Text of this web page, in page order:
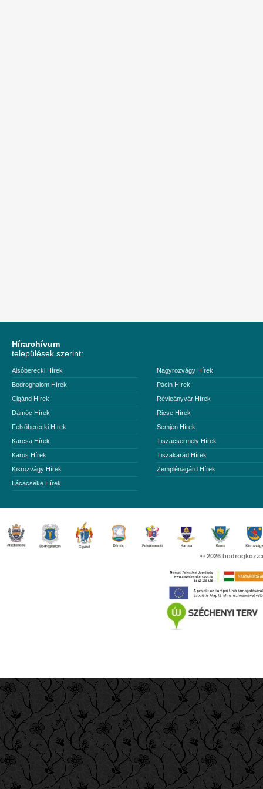
Hírarchívum
települések szerint:
Alsóberecki Hírek
Bodroghalom Hírek
Cigánd Hírek
Dámóc Hírek
Felsőberecki Hírek
Karcsa Hírek
Karos Hírek
Kisrozvágy Hírek
Lácacséke Hírek
Nagyrozvágy Hírek
Pácin Hírek
Révleányvár Hírek
Ricse Hírek
Semjén Hírek
Tiszacsermely Hírek
Tiszakarád Hírek
Zemplénagárd Hírek
© 2026